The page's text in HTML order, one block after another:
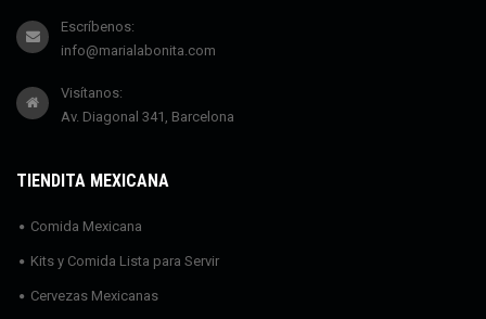
Escríbenos:
info@marialabonita.com
Visítanos:
Av. Diagonal 341, Barcelona
TIENDITA MEXICANA
Comida Mexicana
Kits y Comida Lista para Servir
Cervezas Mexicanas